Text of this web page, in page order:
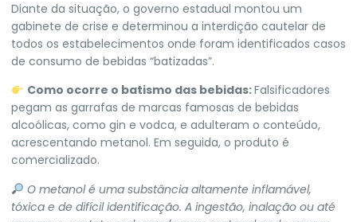
Diante da situação, o governo estadual montou um
gabinete de crise e determinou a interdição cautelar de
todos os estabelecimentos onde foram identificados casos
de consumo de bebidas “batizadas”.
Como ocorre o batismo das bebidas:Falsificadores
pegam as garrafas de marcas famosas de bebidas
alcoólicas, como gin e vodca, e adulteram o conteúdo,
acrescentando metanol. Em seguida, o produto é
comercializado.
O metanol é uma substância altamente inflamável,
tóxica e de difícil identificação. A ingestão, inalação ou até